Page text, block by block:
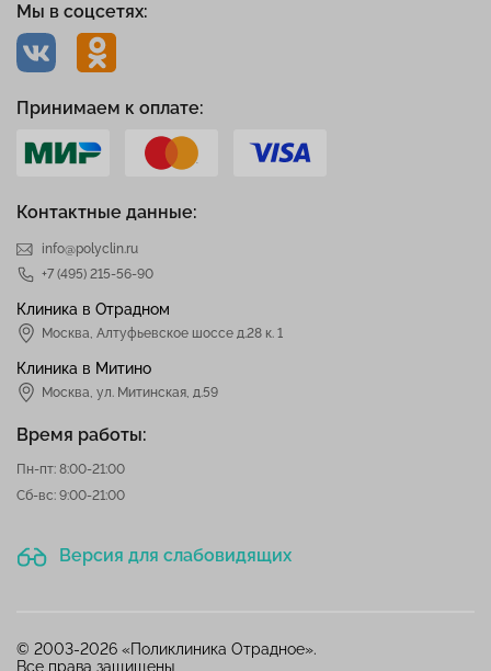
Контактные данные:
info@polyclin.ru
+7 (495) 215-56-90
Клиника в Отрадном
Москва, Алтуфьевское шоссе д.28 к. 1
Клиника в Митино
Москва, ул. Митинская, д.59
Время работы:
Пн-пт: 8:00-21:00
Сб-вс: 9:00-21:00
Мы в соцсетях:
Версия для слабовидящих
Принимаем к оплате:
© 2003-2026 «Поликлиника Отрадное».
Все права защищены